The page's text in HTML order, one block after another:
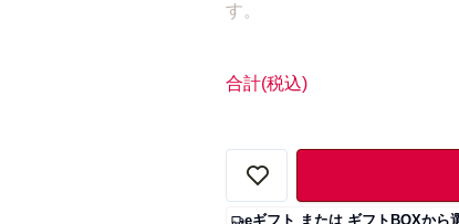
す。
合計(税込)
eギフト または ギフトBOXから